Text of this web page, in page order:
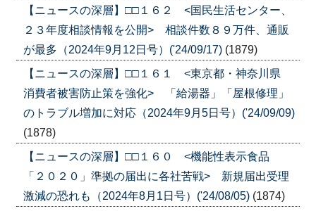
【ニュースの深層】□□１６２ <国民生活センター、
２３年度相談情報を公開> 相談件数８９万件、通販
が最多（2024年9月12日号）('24/09/17) (1879)
【ニュースの深層】□□１６１ <東京都・神奈川県
消費者被害防止策を強化> 「給湯器」「屋根修理」
のトラブル増加に対応（2024年9月5日号）('24/09/09)
(1878)
【ニュースの深層】□□１６０ <機能性表示食品
「２０２０」準拠の届出に各社苦戦> 新規届出受理
激減の恐れも（2024年8月1日号）('24/08/05) (1874)